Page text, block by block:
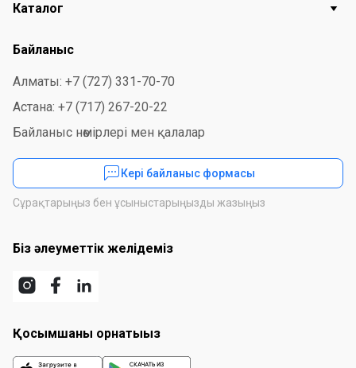
Каталог
Байланыс
Алматы: +7 (727) 331-70-70
Астана: +7 (717) 267-20-22
Байланыс нөмірлері мен қалалар
Кері байланыс формасы
Сұрақтарыңыз бен ұсыныстарыңызды жазыңыз
Біз әлеуметтік желідеміз
Қосымшаны орнатыңыз